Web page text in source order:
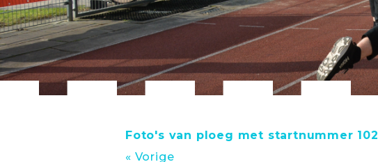
Foto's van ploeg met startnummer 102
« Vorige